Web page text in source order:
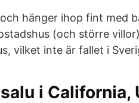
hänger ihop fint med
(och större
vilket inte är fallet i
i California,